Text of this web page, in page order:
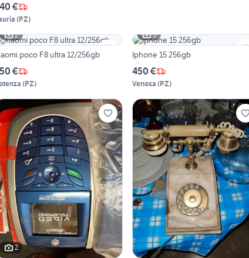
€
(PZ)
2
poco F8 ultra 12/256gb
€
(PZ)
5
Iphone 15 256gb
450 €
Venosa (PZ)
2